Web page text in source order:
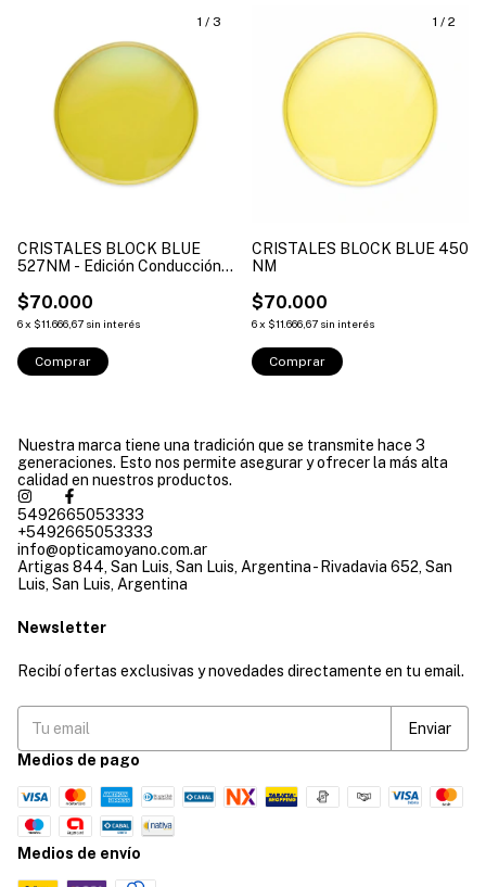
1 / 3
CRISTALES BLOCK BLUE
527NM - Edición Conducción
$70.000
6x $11.666,67 sin interés
1 / 2
CRISTALES BLOCK BLUE 450
NM
$70.000
6x $11.666,67 sin interés
Nuestra marca tiene una tradición que se transmite hace 3
generaciones. Esto nos permite asegurar y ofrecer la más alta
calidad en nuestros productos.
5492665053333
+5492665053333
info@opticamoyano.com.ar
Artigas 844, San Luis, San Luis, Argentina - Rivadavia 652, San
Luis, San Luis, Argentina
Newsletter
Recibí ofertas exclusivas y novedades directamente en tu email.
Medios de pago
Medios de envío